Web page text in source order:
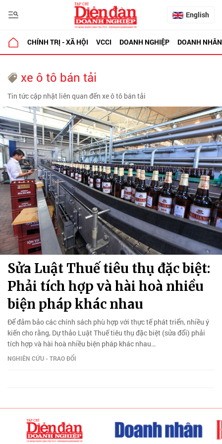
English
CHÍNH TRỊ - XÃ HỘI VCCI DOANH NGHIỆP DOANH NHÂN
xe ô tô bán tải
Tin tức cập nhật liên quan đến xe ô tô bán tải
Sửa Luật Thuế tiêu thụ đặc biệt:
Phải tích hợp và hài hoà nhiều
biện pháp khác nhau
Để đảm bảo các chính sách phù hợp với thực tế phát triển, nhiều ý
kiến cho rằng, Dự thảo Luật Thuế tiêu thụ đặc biệt (sửa đổi) phải
tích hợp và hài hoà nhiều biện pháp khác nhau…
NGHIÊN CỨU - TRAO ĐỔI